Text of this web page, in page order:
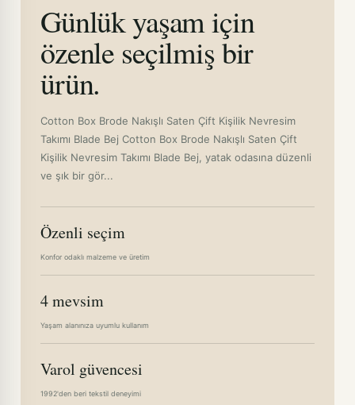
Günlük yaşam için
özenle seçilmiş bir
ürün.
Cotton Box Brode Nakışlı Saten Çift Kişilik Nevresim
Takımı Blade Bej Cotton Box Brode Nakışlı Saten Çift
Kişilik Nevresim Takımı Blade Bej, yatak odasına düzenli
ve şık bir gör...
Özenli seçim
Konfor odaklı malzeme ve üretim
4 mevsim
Yaşam alanınıza uyumlu kullanım
Varol güvencesi
1992'den beri tekstil deneyimi